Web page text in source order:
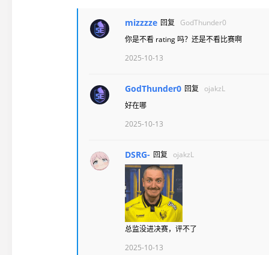
mizzzze 回复
GodThunder0
你是不看 rating 吗？还是不看比赛啊
2025-10-13
GodThunder0 回复
ojakzL
好在哪
2025-10-13
DSRG- 回复 ojakzL
总监没进决赛，评不了
2025-10-13